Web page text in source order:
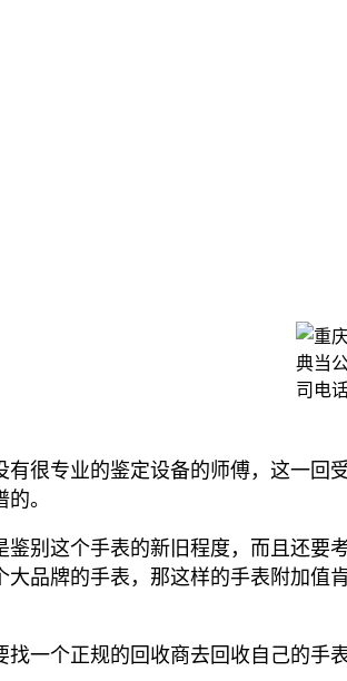
很专业的鉴定设备的师傅，这一回
。
别这个手表的新旧程度，而且还要
品牌的手表，那这样的手表附加值
一个正规的回收商去回收自己的手